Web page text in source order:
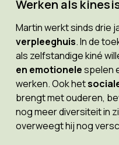
Werken als
Martin werkt sinds drie
verpleeghuis. In de
als zelfstandige kiné
en emotionelespelen
werken. Ook het
brengt met ouderen,
nog meer diversiteit in
overweegt hij nog